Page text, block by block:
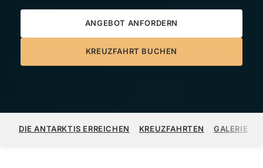
ANGEBOT ANFORDERN
KREUZFAHRT BUCHEN
DIE ANTARKTIS ERREICHEN KREUZFAHRTEN GALERIE